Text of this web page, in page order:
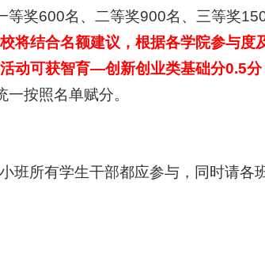
等奖600名、二等奖900名、三等奖
将结合名额建议， 根据各学院参与度
动可获智育—创新创业类基础分0.5
一按照名单赋分。
班所有学生干部都应参与，同时请各
农